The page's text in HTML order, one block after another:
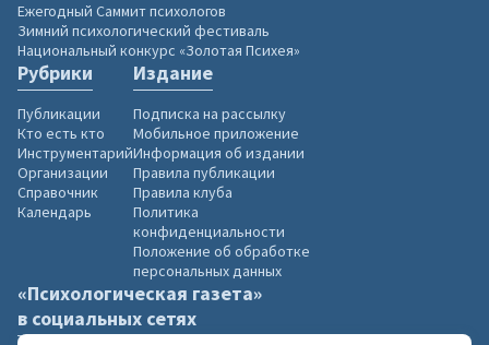
Ежегодный Саммит психологов
Зимний психологический фестиваль
Национальный конкурс «Золотая Психея»
Рубрики
Публикации
Кто есть кто
Инструментарий
Организации
Справочник
Календарь
Издание
Подписка на рассылку
Мобильное приложение
Информация об издании
Правила публикации
Правила клуба
Политика
конфиденциальности
Положение об обработке
персональных данных
«Психологическая газета»
в социальных сетях